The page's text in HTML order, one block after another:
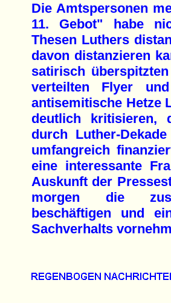
Die Amtspersonen
11. Gebot" habe
Thesen Luthers
davon distanzieren
satirisch
verteilten Flyer
antisemitische Hetze
deutlich kritisieren,
durch Luther-
umfangreich
eine interessante
Auskunft der
morgen die
beschäftigen und
Sachverhalts